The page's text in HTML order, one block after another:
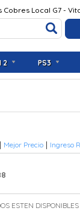
Cobres Local G7 -
2 PS3
| Mejor Precio | Ingreso
ESTEN DISPONIBLES